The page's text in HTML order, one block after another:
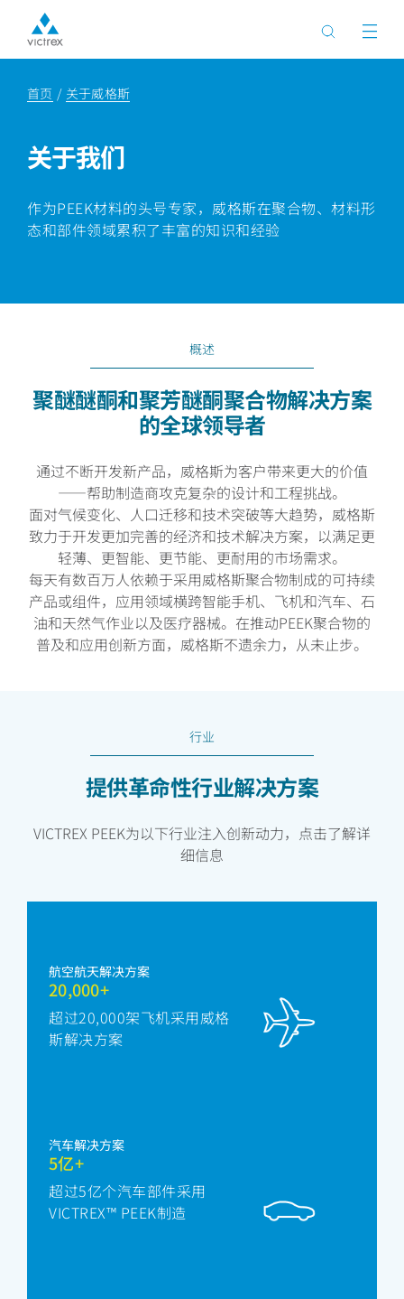
首页 关于威格斯
关于我们
作为PEEK材料的头号专家，威格斯在聚合物、材料形
态和部件领域累积了丰富的知识和经验
概述
聚醚醚酮和聚芳醚酮聚合物解决方案
的全球领导者
通过不断开发新产品，威格斯为客户带来更大的价值
——帮助制造商攻克复杂的设计和工程挑战。
面对气候变化、人口迁移和技术突破等大趋势，威格斯
致力于开发更加完善的经济和技术解决方案，以满足更
轻薄、更智能、更节能、更耐用的市场需求。
每天有数百万人依赖于采用威格斯聚合物制成的可持续
产品或组件，应用领域横跨智能手机、飞机和汽车、石
油和天然气作业以及医疗器械。在推动PEEK聚合物的
普及和应用创新方面，威格斯不遗余力，从未止步。
行业
提供革命性行业解决方案
VICTREX PEEK为以下行业注入创新动力，点击了解详
细信息
航空航天解决方案
20,000+
超过20,000架飞机采用威格
斯解决方案
汽车解决方案
5亿+
超过5亿个汽车部件采用
VICTREX™ PEEK制造